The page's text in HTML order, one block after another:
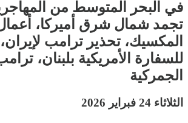
في البحر المتوسط من
تجمد شمال شرق أميركا،
المكسيك، تحذير ترامب
للسفارة الأمريكية بلبنان،
الجمركية
الثلاثاء 24 فبراير 2026